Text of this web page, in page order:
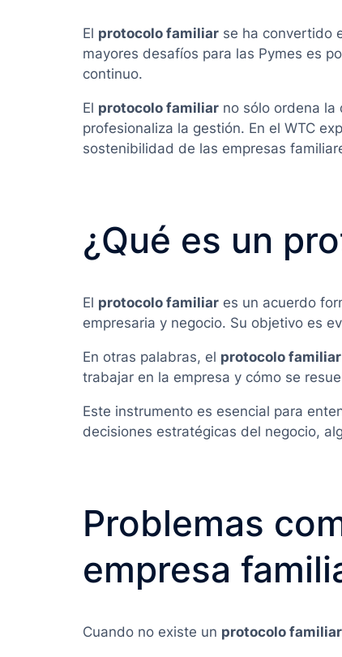
El protocolo familiar se ha convertido
mayores desafíos para las Pymes es
continuo.
El protocolo familiar no sólo ordena
profesionaliza la gestión. En el WTC
sostenibilidad de las empresas
¿Qué es un
El protocolo familiar es un acuerdo
empresaria y negocio. Su objetivo es
En otras palabras, el protocolo familiar
trabajar en la empresa y cómo se
Este instrumento es esencial para
decisiones estratégicas del negocio,
Problemas
empresa
Cuando no existe un protocolo familiar